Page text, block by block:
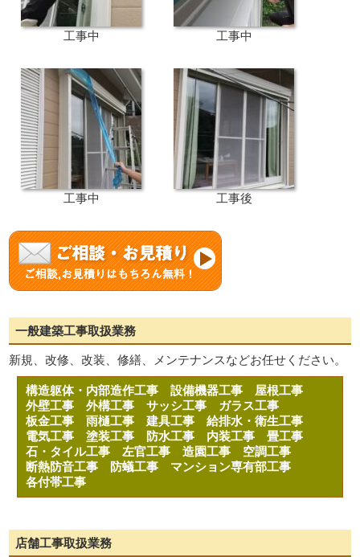
工事中 工事中
工事中 工事後
一般建築工事取扱業務
新規、改修、改装、修繕、メンテナンスなどお任せください。
構造躯体・内部造作工事設備機器工事 屋根工事
外壁工事外構工事サッシ工事 ガラス工事
板金工事雨樋工事建具工事給排水・衛生工事
電気工事塗装工事 防水工事 内装工事畳工事
石・タイル工事左官工事造園工事 空調工事
断熱防音工事
防蟻工事 マンション専有部工事
各付帯工事
店舗工事取扱業務